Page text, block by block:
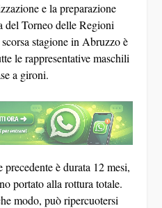
e la preparazione
del Torneo delle Regioni
stagione in Abruzzo è
le rappresentative maschili
a gironi.
è durata 12 mesi,
portato alla rottura totale.
modo, può ripercuotersi